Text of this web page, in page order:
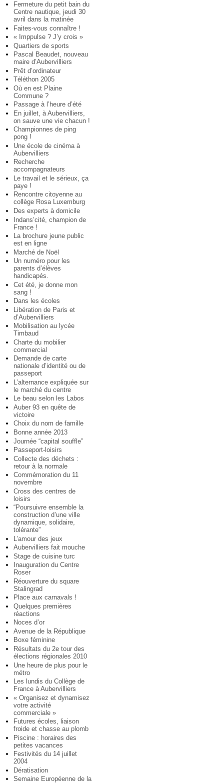
Fermeture du petit bain du
Centre nautique, jeudi 30
avril dans la matinée
Faites-vous connaître !
« Imppulse ? J’y crois »
Quartiers de sports
Pascal Beaudet, nouveau
maire d’Aubervilliers
Prêt d’ordinateur
Téléthon 2005
Où en est Plaine
Commune ?
Passage à l’heure d’été
En juillet, à Aubervilliers,
on sauve une vie chacun !
Championnes de ping
pong !
Une école de cinéma à
Aubervilliers
Recherche
accompagnateurs
Le travail et le sérieux, ça
paye !
Rencontre citoyenne au
collège Rosa Luxemburg
Des experts à domicile
Indans’cité, champion de
France !
La brochure jeune public
est en ligne
Marché de Noël
Un numéro pour les
parents d’élèves
handicapés.
Cet été, je donne mon
sang !
Dans les écoles
Libération de Paris et
d’Aubervilliers
Mobilisation au lycée
Timbaud
Charte du mobilier
commercial
Demande de carte
nationale d’identité ou de
passeport
L’alternance expliquée sur
le marché du centre
Le beau selon les Labos
Auber 93 en quête de
victoire
Choix du nom de famille
Bonne année 2013
Journée “capital souffle”
Passeport-loisirs
Collecte des déchets :
retour à la normale
Commémoration du 11
novembre
Cross des centres de
loisirs
“Poursuivre ensemble la
construction d’une ville
dynamique, solidaire,
tolérante”
L’amour des jeux
Aubervilliers fait mouche
Stage de cuisine turc
Inauguration du Centre
Roser
Réouverture du square
Stalingrad
Place aux carnavals !
Quelques premières
réactions
Noces d’or
Avenue de la République
Boxe féminine
Résultats du 2e tour des
élections régionales 2010
Une heure de plus pour le
métro
Les lundis du Collège de
France à Aubervilliers
« Organisez et dynamisez
votre activité
commerciale »
Futures écoles, liaison
froide et chasse au plomb
Piscine : horaires des
petites vacances
Festivités du 14 juillet
2004
Dératisation
Semaine Européenne de la